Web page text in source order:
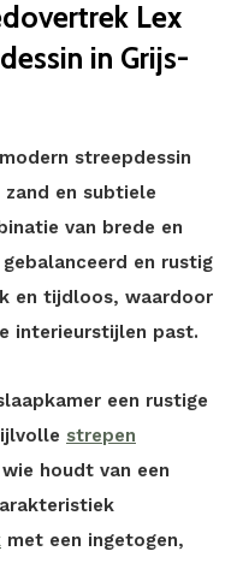
Lex
in Grijs-
streepdessin
en subtiele
van brede en
en rustig
en tijdloos, waardoor
interieurstijlen past.
een rustige
strepen
houdt van een
met een ingetogen,